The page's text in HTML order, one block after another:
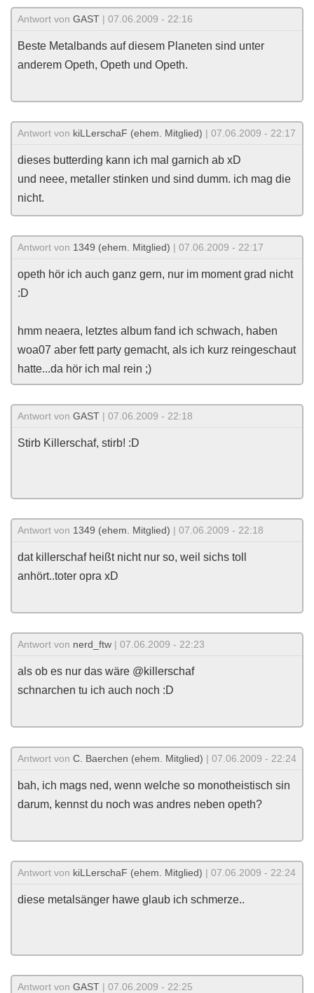
Antwort von GAST | 07.06.2009 - 22:16
Beste Metalbands auf diesem Planeten sind unter
anderem Opeth, Opeth und Opeth.
Antwort von kiLLerschaF (ehem. Mitglied) | 07.06.2009 - 22:17
dieses butterding kann ich mal garnich ab xD
und neee, metaller stinken und sind dumm. ich mag die
nicht.
Antwort von 1349 (ehem. Mitglied) | 07.06.2009 - 22:17
opeth hör ich auch ganz gern, nur im moment grad nicht
:D
hmm neaera, letztes album fand ich schwach, haben
woa07 aber fett party gemacht, als ich kurz reingeschaut
hatte...da hör ich mal rein ;)
Antwort von GAST | 07.06.2009 - 22:18
Stirb Killerschaf, stirb! :D
Antwort von 1349 (ehem. Mitglied) | 07.06.2009 - 22:18
dat killerschaf heißt nicht nur so, weil sichs toll
anhört..toter opra xD
Antwort von nerd_ftw | 07.06.2009 - 22:23
als ob es nur das wäre @killerschaf
schnarchen tu ich auch noch :D
Antwort von C. Baerchen (ehem. Mitglied) | 07.06.2009 - 22:24
bah, ich mags ned, wenn welche so monotheistisch sin
darum, kennst du noch was andres neben opeth?
Antwort von kiLLerschaF (ehem. Mitglied) | 07.06.2009 - 22:24
diese metalsänger hawe glaub ich schmerze..
Antwort von GAST | 07.06.2009 - 22:25